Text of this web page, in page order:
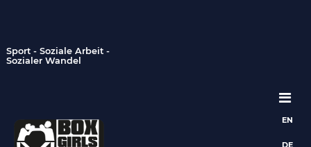
Sport - Soziale Arbeit -
Sozialer Wandel
EN
DE